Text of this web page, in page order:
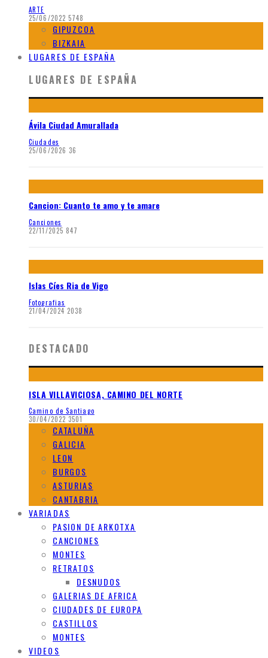
ARTE
25/06/2022 5748
GIPUZCOA
BIZKAIA
LUGARES DE ESPAÑA
LUGARES DE ESPAÑA
Ávila Ciudad Amurallada
Ciudades
25/06/2026 36
Cancion: Cuanto te amo y te amare
Canciones
22/11/2025 847
Islas Cíes Ria de Vigo
Fotografias
21/04/2024 2038
DESTACADO
ISLA VILLAVICIOSA, CAMINO DEL NORTE
Camino de Santiago
30/04/2022 3501
CATALUÑA
GALICIA
LEON
BURGOS
ASTURIAS
CANTABRIA
VARIADAS
PASION DE ARKOTXA
CANCIONES
MONTES
RETRATOS
DESNUDOS
GALERIAS DE AFRICA
CIUDADES DE EUROPA
CASTILLOS
MONTES
VIDEOS